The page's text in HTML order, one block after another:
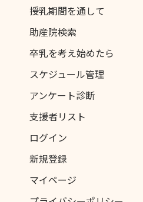
授乳期間を通して
助産院検索
卒乳を考え始めたら
スケジュール管理
アンケート診断
支援者リスト
ログイン
新規登録
マイページ